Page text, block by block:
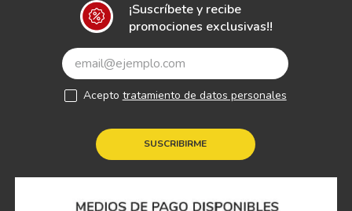
¡Suscríbete y recibe
promociones exclusivas!!
SUSCRIBIRME
Acepto tratamiento de datos personales